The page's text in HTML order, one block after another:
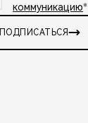
коммуникацию*
ПОДПИСАТЬСЯ